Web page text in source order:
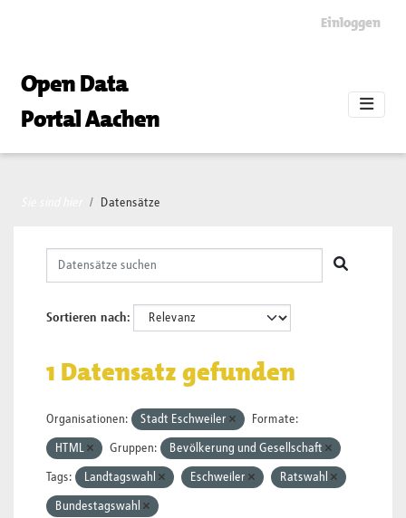
Einloggen
Open Data
Portal Aachen
Datensätze
Sortieren nach
1 Datensatz gefunden
Organisationen: Stadt Eschweiler Formate:
HTML Gruppen: Bevölkerung und Gesellschaft
Tags: Landtagswahl Eschweiler Ratswahl
Bundestagswahl